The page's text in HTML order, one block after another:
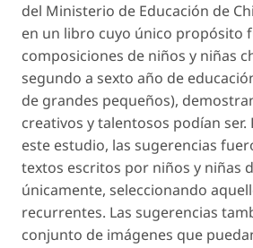
del Ministerio de Educación de
en un libro cuyo único propósito
composiciones de niños y niñas
segundo a sexto año de
de grandes pequeños),
creativos y talentosos podían ser.
este estudio, las sugerencias
textos escritos por niños y niñas
únicamente, seleccionando
recurrentes. Las sugerencias
conjunto de imágenes que